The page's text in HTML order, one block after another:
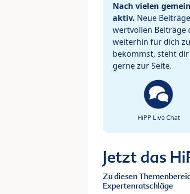
Nach vielen
aktiv. Neue
wertvollen Beiträge
weiterhin für dich
bekommst, steht
gerne zur Seite.
HiPP Live Chat
Jetzt das
Zu diesen
Expertenratschläge